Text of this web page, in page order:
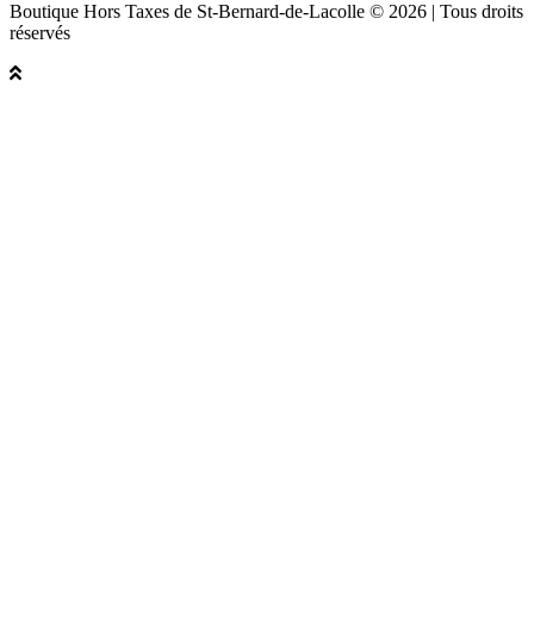
Boutique Hors Taxes de St-Bernard-de-Lacolle © 2026 | Tous droits
réservés